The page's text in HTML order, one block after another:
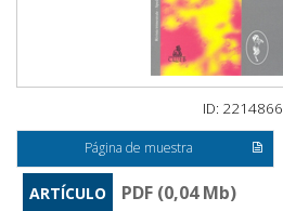
ID: 2214866
Página de muestra
ARTÍCULO
PDF (0,04 Mb)